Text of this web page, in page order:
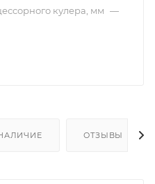
кулера, мм —
ОТЗЫВЫ